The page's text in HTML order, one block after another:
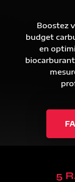
Boostez
budget
en
5